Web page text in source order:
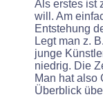
Als erstes ist
will. Am
Entstehung
Legt man z.
junge
niedrig. Die
Man hat also
Überblick